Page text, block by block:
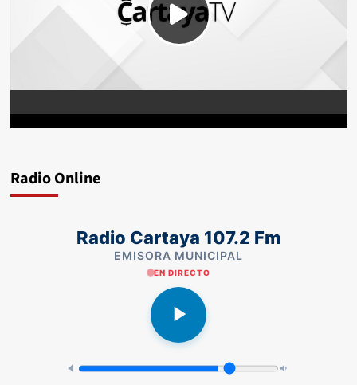
Radio Online
Radio Cartaya 107.2 Fm
EMISORA MUNICIPAL
EN DIRECTO